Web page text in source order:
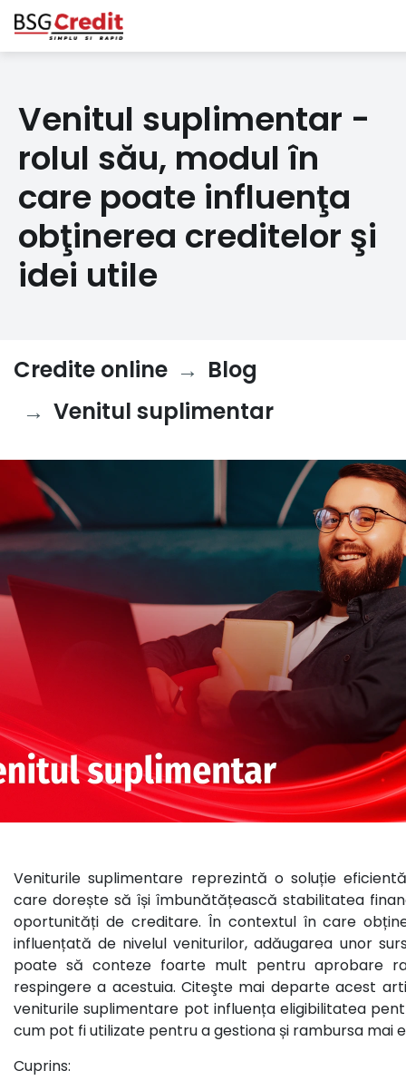
Venitul suplimentar -
rolul său, modul în
care poate influenţa
obţinerea creditelor şi
idei utile
Credite online
Blog
Venitul suplimentar
Veniturile suplimentare reprezintă o soluție
care dorește să își îmbunătățească stabilitatea
oportunități de creditare. În contextul în care
influențată de nivelul veniturilor, adăugarea unor
poate să conteze foarte mult pentru aprobare
respingere a acestuia. Citeşte mai departe acest
veniturile suplimentare pot influența eligibilitatea
cum pot fi utilizate pentru a gestiona și rambursa mai
Cuprins: